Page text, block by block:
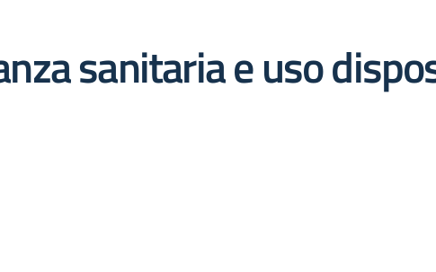
sanitaria e uso